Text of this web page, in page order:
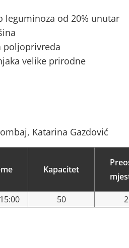
leguminoza od 20% unutar
poljoprivreda
velike prirodne
Katarina Gazdović
Kapacitet
50